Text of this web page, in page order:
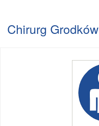
Chirurg Grodków